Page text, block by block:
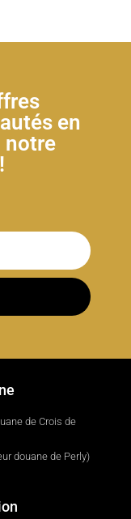
en
notre
de Crois de
douane de Perly)